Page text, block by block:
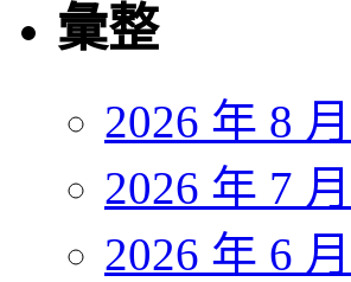
彙整
2026 年 8 月
2026 年 7 月
2026 年 6 月